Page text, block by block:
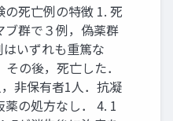
の死亡例の特徴 1. 死
ブ群で３例，偽薬群
いずれも重篤な
の後，死亡した．
非保有者1人．抗凝
の処方なし． 4. 1